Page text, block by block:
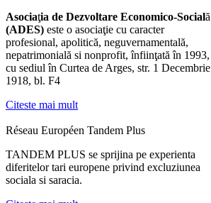
Asociaţia de Dezvoltare Economico-Socială
(ADES) este o asociaţie cu caracter
profesional, apolitică, neguvernamentală,
nepatrimonială si nonprofit, înfiinţată în 1993,
cu sediul în Curtea de Arges, str. 1 Decembrie
1918, bl. F4
Citeste mai mult
Réseau Européen Tandem Plus
TANDEM PLUS se sprijina pe experienta
diferitelor tari europene privind excluziunea
sociala si saracia.